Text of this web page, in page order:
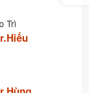
Trì